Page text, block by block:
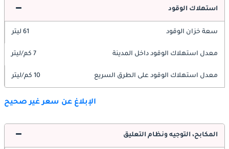
استهلاك الوقود
سعة خزان الوقود 61 ليتر
معدل استهلاك الوقود داخل المدينة 7 كم/ليتر
معدل استهلاك الوقود على الطرق السريع 10 كم/ليتر
الإبلاغ عن سعر غير صحيح
المكابح، التوجيه ونظام التعليق